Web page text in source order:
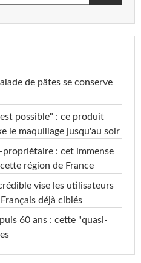
de pâtes se conserve
possible" : ce produit
le maquillage jusqu'au soir
: cet immense
région de France
vise les utilisateurs
déjà ciblés
60 ans : cette "quasi-